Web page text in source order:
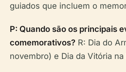
guiados que incluem o
P: Quando são os principais
comemorativos? R: Dia do
novembro) e Dia da Vitória